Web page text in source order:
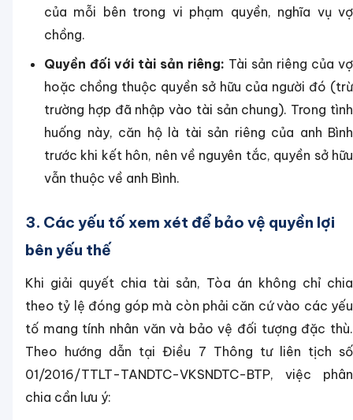
của mỗi bên trong vi phạm quyền, nghĩa vụ vợ
chồng.
Quyền đối với tài sản riêng: Tài sản riêng của vợ
hoặc chồng thuộc quyền sở hữu của người đó (trừ
trường hợp đã nhập vào tài sản chung). Trong tình
huống này, căn hộ là tài sản riêng của anh Bình
trước khi kết hôn, nên về nguyên tắc, quyền sở hữu
vẫn thuộc về anh Bình.
3. Các yếu tố xem xét để bảo vệ quyền lợi
bên yếu thế
Khi giải quyết chia tài sản, Tòa án không chỉ chia
theo tỷ lệ đóng góp mà còn phải căn cứ vào các yếu
tố mang tính nhân văn và bảo vệ đối tượng đặc thù.
Theo hướng dẫn tại Điều 7 Thông tư liên tịch số
01/2016/TTLT-TANDTC-VKSNDTC-BTP, việc phân
chia cần lưu ý: